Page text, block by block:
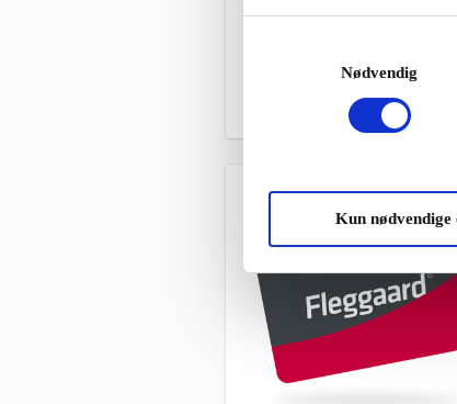
Nødvendig
Kun nødvendige
SuperGavekortet